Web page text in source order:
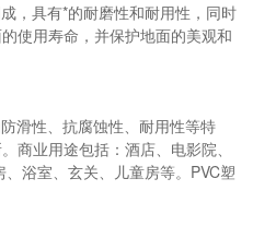
具有*的耐磨性和耐用性，同时
使用寿命，并保护地面的美观和
滑性、抗腐蚀性、耐用性等特
商业用途包括：酒店、电影院、
浴室、玄关、儿童房等。PVC塑